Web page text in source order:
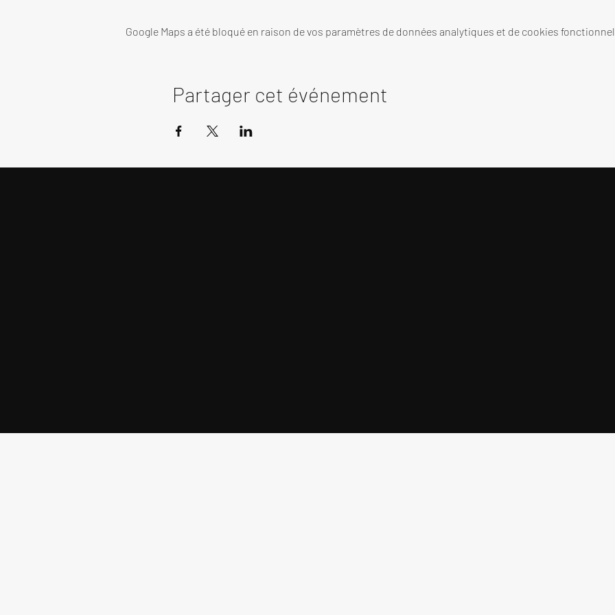
Google Maps a été bloqué en raison de vos paramètres de données analytiques et de cookies
Partager cet événement